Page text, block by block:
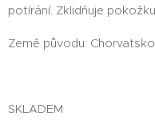
potírání. Zklidňuje
Země původu: Chorvatsko
SKLADEM